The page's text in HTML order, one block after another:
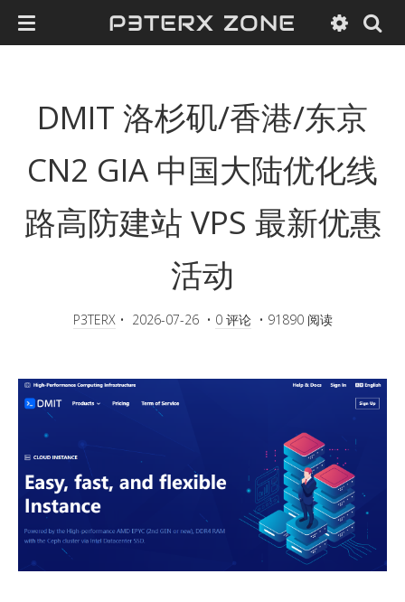
P3TERX ZONE
DMIT 洛杉矶/香港/东京
CN2 GIA 中国大陆优化线
路高防建站 VPS 最新优惠
活动
P3TERX• 2026-07-26• 0 评论• 91890 阅读